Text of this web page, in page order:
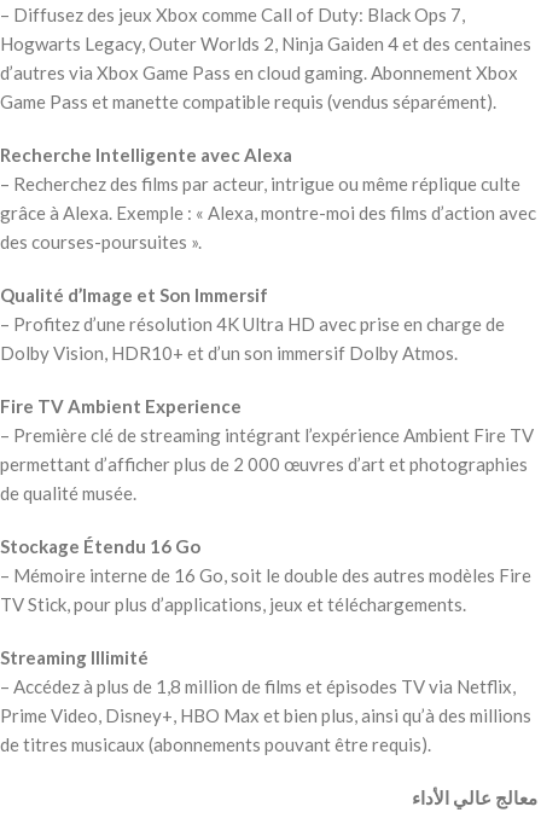
– Diffusez des jeux Xbox comme Call of Duty: Black Ops 7,
Hogwarts Legacy, Outer Worlds 2, Ninja Gaiden 4 et des centaines
d’autres via Xbox Game Pass en cloud gaming. Abonnement Xbox
Game Pass et manette compatible requis (vendus séparément).
Recherche Intelligente avec Alexa
– Recherchez des films par acteur, intrigue ou même réplique culte
grâce à Alexa. Exemple : « Alexa, montre-moi des films d’action avec
des courses-poursuites ».
Qualité d’Image et Son Immersif
– Profitez d’une résolution 4K Ultra HD avec prise en charge de
Dolby Vision, HDR10+ et d’un son immersif Dolby Atmos.
Fire TV Ambient Experience
– Première clé de streaming intégrant l’expérience Ambient Fire TV
permettant d’afficher plus de 2 000 œuvres d’art et photographies
de qualité musée.
Stockage Étendu 16 Go
– Mémoire interne de 16 Go, soit le double des autres modèles Fire
TV Stick, pour plus d’applications, jeux et téléchargements.
Streaming Illimité
– Accédez à plus de 1,8 million de films et épisodes TV via Netflix,
Prime Video, Disney+, HBO Max et bien plus, ainsi qu’à des millions
de titres musicaux (abonnements pouvant être requis).
‫ معالج عالي الأداء